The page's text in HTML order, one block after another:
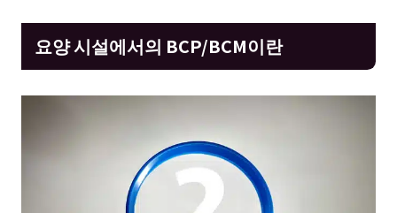
요양 시설에서의 BCP/BCM이란